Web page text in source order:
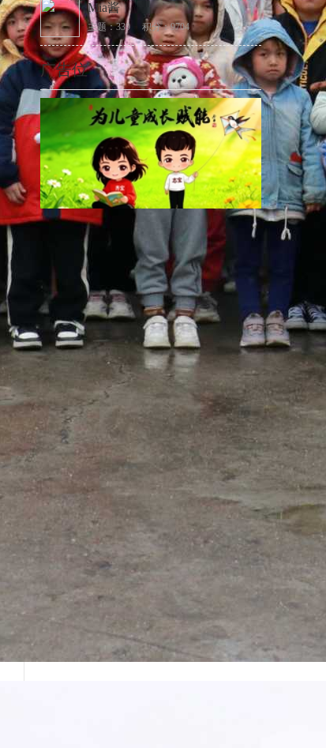
Mia酱
主题：339 积分：9704
广告位